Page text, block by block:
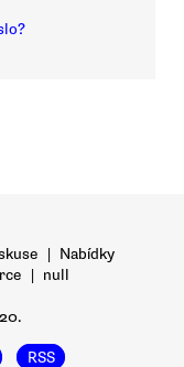
| Nabídky
| null
RSS